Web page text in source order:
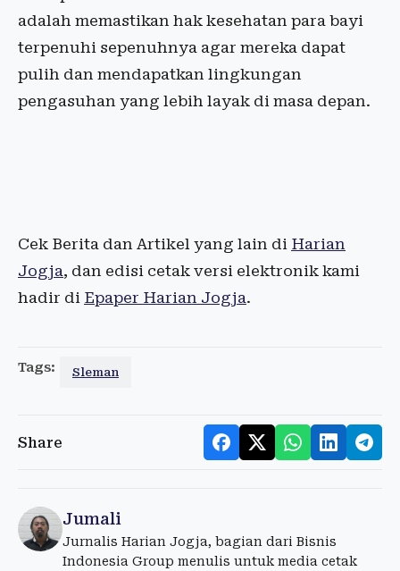
adalah memastikan hak kesehatan para bayi
terpenuhi sepenuhnya agar mereka dapat
pulih dan mendapatkan lingkungan
pengasuhan yang lebih layak di masa depan.
Cek Berita dan Artikel yang lain di Harian
Jogja, dan edisi cetak versi elektronik kami
hadir di Epaper Harian Jogja.
Tags: Sleman
Share
Jumali
Jurnalis Harian Jogja, bagian dari Bisnis
Indonesia Group menulis untuk media cetak